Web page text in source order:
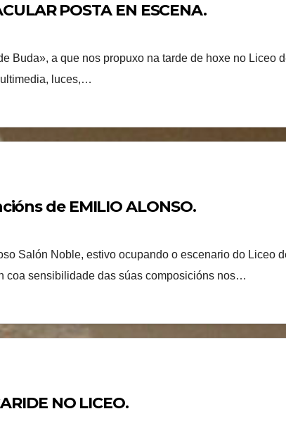
POSTA EN ESCENA.
Buda», a que nos propuxo na tarde de hoxe no Liceo
luces,…
de EMILIO ALONSO.
Salón Noble, estivo ocupando o escenario do Liceo
coa sensibilidade das súas composicións nos…
NO LICEO.